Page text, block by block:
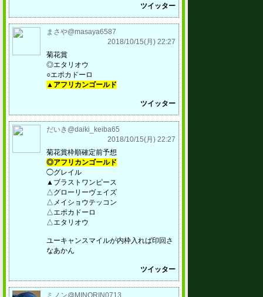
ツイッター
まさや@masaya6587
2018/10/15(月) 22:27
菊花賞
◎エタリオウ
○エポカドーロ
▲アフリカンゴールド
ツイッター
だいき@daiki_keiba65
2018/10/15(月) 22:27
菊花賞枠順確定前予想
◎アフリカンゴールド
◯グレイル
▲ブラストワンピース
△グローリーヴェイズ
△メイショウテッコン
△エポカドーロ
△エタリオウ
ユーキャンスマイルが内枠入れば印回さ
なあかん
ツイッター